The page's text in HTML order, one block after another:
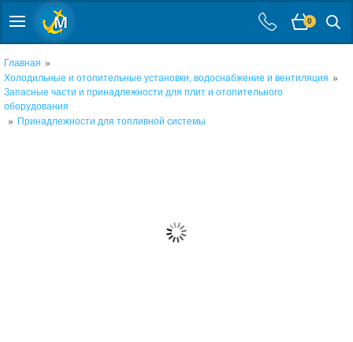
0
Главная »
Холодильные и отопительные установки, водоснабжение и вентиляция »
Запасные части и принадлежности для плит и отопительного
оборудования
» Принадлежности для топливной системы